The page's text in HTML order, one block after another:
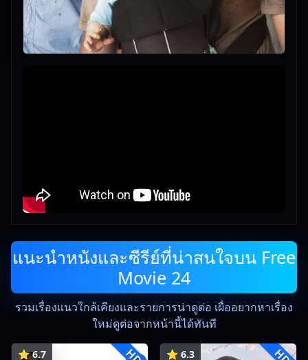
แนะนำหนังและซีรีย์ที่น่าสนใจบน Free
Movie 24
รวมเรื่องแนวใกล้เคียงและรายการน่าดูต่อ เผื่ออยากหาเรื่อง
ใหม่ดูต่อจากหน้านี้ได้ทันที
⭐ 6.7 ⭐ 6.3